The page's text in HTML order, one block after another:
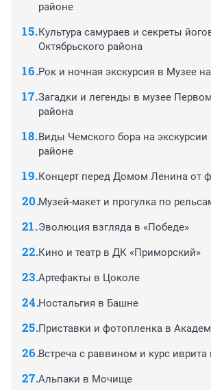
районе
Культура самураев и секреты
Октябрьского района
Рок и ночная экскурсия в Музее
Загадки и легенды в музее
района
Виды Чемского бора на
районе
Концерт перед Домом Ленина от
Музей-макет и прогулка по
Эволюция взгляда в «Победе»
Кино и театр в ДК «Приморский»
Артефакты в Цоколе
Ностальгия в Башне
Приставки и фотопленка в
Встреча с раввином и курс иврита
Альпаки в Мочище